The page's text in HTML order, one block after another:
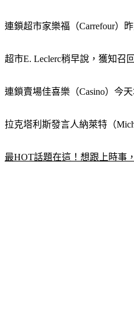
連鎖超市家樂福（Carrefour）
超市E. Leclerc稍早說，獲知召
連鎖賣場佳喜樂（Casino）今
拉克塔利斯發言人納萊特（
最HOT話題在這！想跟上時事